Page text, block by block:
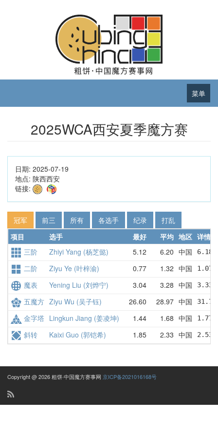
菜单
2025WCA西安夏季魔方赛
日期: 2025-07-19
地点: 陕西西安
链接:
冠军 前三 所有 各选手 纪录
打乱
项目
选手 最好 平均 地区 详情
三阶
Zhiyi Yang (杨芝懿) 5.12 6.20 中国
二阶 Ziyu Ye (叶梓渝) 0.77 1.32 中国
魔表 Yening Liu (刘烨宁) 3.04 3.28 中国
五魔方 Ziyu Wu (吴子钰) 26.60 28.97 中国
金字塔 Lingkun Jiang (姜凌坤) 1.44 1.68 中国
斜转 Kaixi Guo (郭铠希) 1.85 2.33 中国
Copyright @ 2026 粗饼·中国魔方赛事网 京ICP备2021016168号